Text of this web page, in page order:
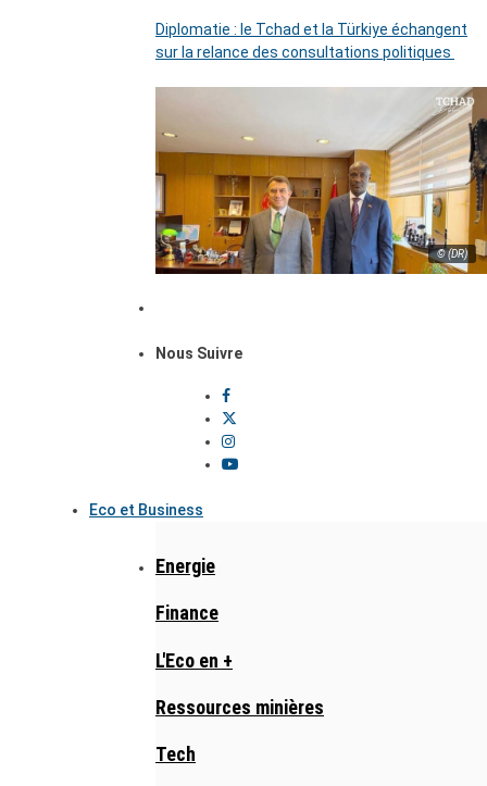
Diplomatie : le Tchad et la Türkiye échangent
sur la relance des consultations politiques
© (DR)
Nous Suivre
Eco et Business
Energie
Finance
L'Eco en +
Ressources minières
Tech